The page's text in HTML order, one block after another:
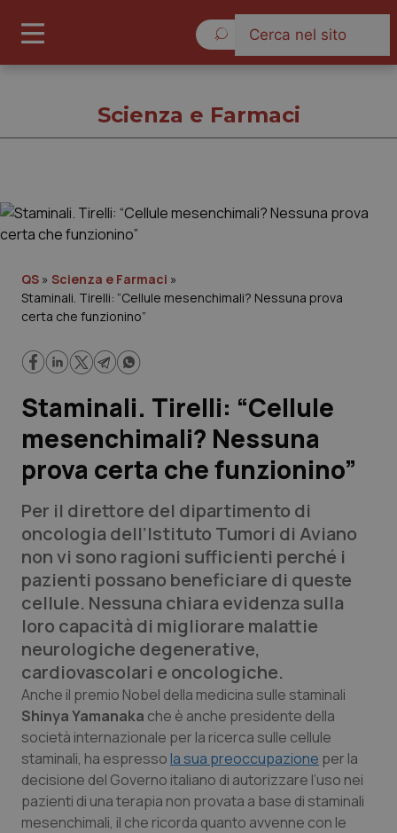
Governo e Parlamento
Regioni e Asl
Lavoro e Professioni
Scienza e Farmaci
Studi e Analisi
Lettere al direttore
Edizioni Regionali
QS Pro
Professionisti Sanitari.AI
Abruzzo
Basilicata
Calabria
QS Pro Gold
Artrite & artrosi
Asma & BPCO
QS Club Newsletter
Scienza e Farmaci
QS » Scienza e Farmaci »
Staminali. Tirelli: “Cellule mesenchimali? Nessuna prova
certa che funzionino”
Staminali. Tirelli: “Cellule
mesenchimali? Nessuna
prova certa che funzionino”
Per il direttore del dipartimento di
oncologia dell’Istituto Tumori di Aviano
non vi sono ragioni sufficienti perché i
pazienti possano beneficiare di queste
cellule. Nessuna chiara evidenza sulla
loro capacità di migliorare malattie
neurologiche degenerative,
cardiovascolari e oncologiche.
Anche il premio Nobel della medicina sulle staminali
Shinya Yamanaka che è anche presidente della
società internazionale per la ricerca sulle cellule
staminali, ha espressola sua preoccupazione per la
decisione del Governo italiano di autorizzare l’uso nei
pazienti di una terapia non provata a base di staminali
mesenchimali, il che ricorda quanto avvenne con le